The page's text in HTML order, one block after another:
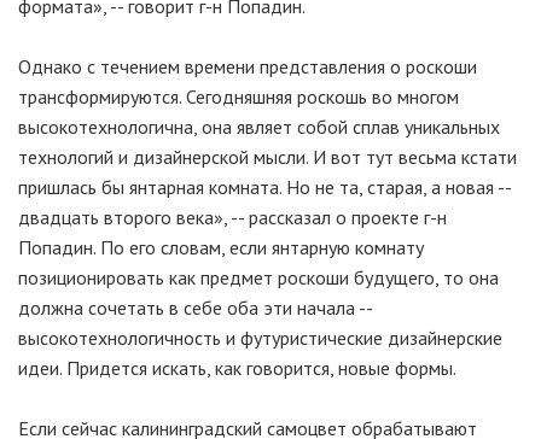
формата», -- говорит г-н Попадин.
Однако с течением времени представления о роскоши
трансформируются. Сегодняшняя роскошь во многом
высокотехнологична, она являет собой сплав уникальных
технологий и дизайнерской мысли. И вот тут весьма кстати
пришлась бы янтарная комната. Но не та, старая, а новая --
двадцать второго века», -- рассказал о проекте г-н
Попадин. По его словам, если янтарную комнату
позиционировать как предмет роскоши будущего, то она
должна сочетать в себе оба эти начала --
высокотехнологичность и футуристические дизайнерские
идеи. Придется искать, как говорится, новые формы.
Если сейчас калининградский самоцвет обрабатывают